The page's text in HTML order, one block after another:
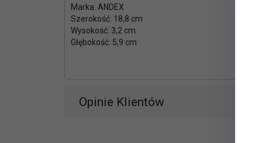
Marka: ANDEX
Szerokość: 18,8 cm
Wysokość: 3,2 cm
Głębokość: 5,9 cm
Opinie Klientów